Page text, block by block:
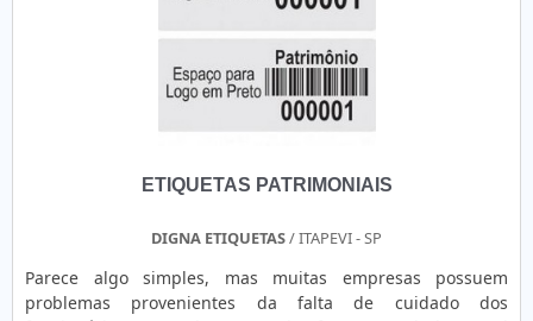
ETIQUETAS PATRIMONIAIS
DIGNA ETIQUETAS/ ITAPEVI - SP
Parece algo simples, mas muitas empresas possuem
problemas provenientes da falta de cuidado dos